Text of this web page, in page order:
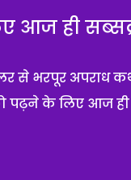
आज ही
से भरपूर अपराध
पढ़ने के लिए आज